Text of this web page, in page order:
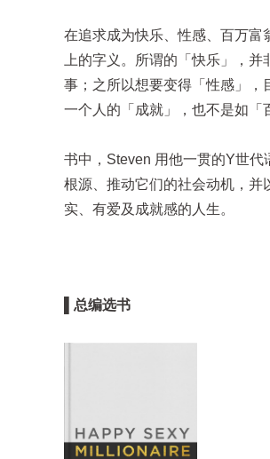
在追求成为快乐、性感、百万
上的字义。所谓的「快乐」，
事；之所以想要变得「性感」，
一个人的「成就」，也不是如「
书中，Steven 用他一贯的Y世
根源、推动它们的社会动机，并
实、有爱及成就感的人生。
▌总编选书